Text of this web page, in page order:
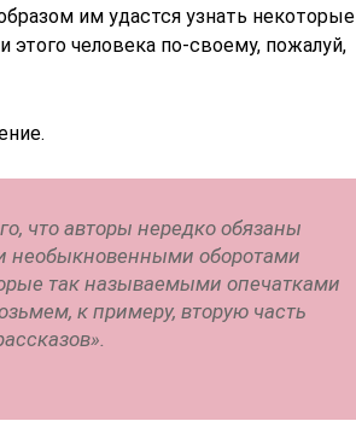
им удастся узнать некоторые
человека по-своему, пожалуй,
что авторы нередко обязаны
оборотами
так называемыми опечатками
к примеру, вторую часть